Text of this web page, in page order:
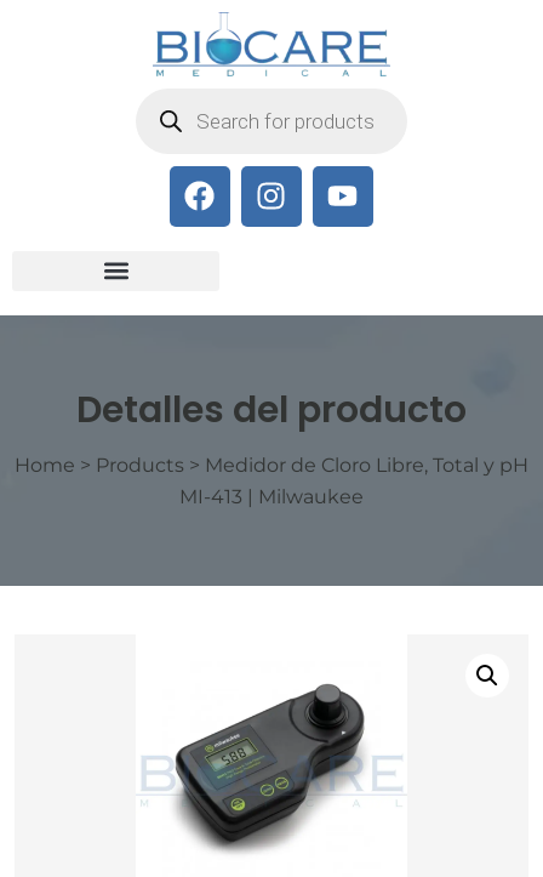
Detalles del producto
Home > Products > Medidor de Cloro Libre, Total y pH
MI-413 | Milwaukee